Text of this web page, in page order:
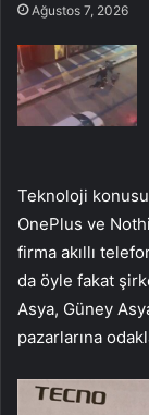
Ağustos 7, 2026
Teknoloji
OnePlus ve
firma akıllı
da öyle fakat
Asya, Güney
pazarlarına